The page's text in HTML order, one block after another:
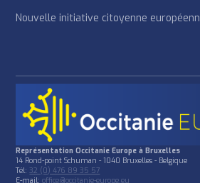
Nouvelle initiative citoyenne
Représentation Occitanie Europe à Bruxelles
14 Rond-point Schuman - 1040 Bruxelles - Belgique
Tél:32 (0) 476 89 35 57
E-mail:office@occitanie-europe.eu